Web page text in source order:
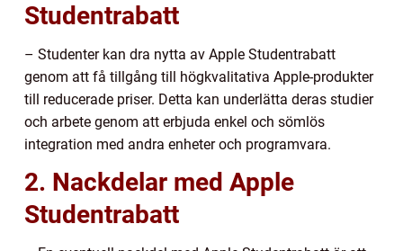
Studentrabatt
– Studenter kan dra nytta av Apple Studentrabatt
genom att få tillgång till högkvalitativa Apple-produkter
till reducerade priser. Detta kan underlätta deras studier
och arbete genom att erbjuda enkel och sömlös
integration med andra enheter och programvara.
2. Nackdelar med Apple
Studentrabatt